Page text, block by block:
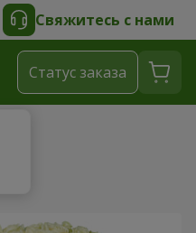
Свяжитесь с нами
Cтатус заказа